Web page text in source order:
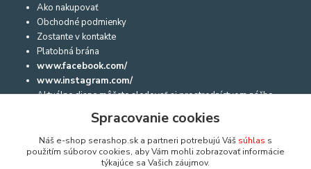
Ako nakupovať
Obchodné podmienky
Zostante v kontakte
Platobná brána
www.facebook.com/
www.instagram.com/
Aktuálne diane môžete sledovať aj prostredníctvom nášho
facebooku a na instagrame:
Dôležité informácie
Spracovanie cookies
Náš e-shop serashop.sk a partneri potrebujú Váš súhlas s
použitím súborov cookies, aby Vám mohli zobrazovať informácie
týkajúce sa Vašich záujmov.